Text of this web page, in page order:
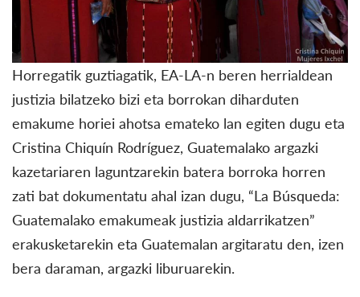
Horregatik guztiagatik, EA-LA-n beren herrialdean
justizia bilatzeko bizi eta borrokan diharduten
emakume horiei ahotsa emateko lan egiten dugu eta
Cristina Chiquín Rodríguez, Guatemalako argazki
kazetariaren laguntzarekin batera borroka horren
zati bat dokumentatu ahal izan dugu, “La Búsqueda:
Guatemalako emakumeak justizia aldarrikatzen”
erakusketarekin eta Guatemalan argitaratu den, izen
bera daraman, argazki liburuarekin.